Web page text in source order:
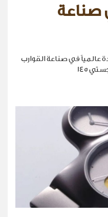
صناعة
عالمياً في صناعة القوارب
145